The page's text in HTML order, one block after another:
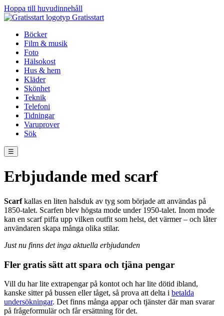
Hoppa till huvudinnehåll
Gratisstart
Böcker
Film & musik
Foto
Hälsokost
Hus & hem
Kläder
Skönhet
Teknik
Telefoni
Tidningar
Varuprover
Sök
☰
Erbjudande med scarf
Scarfkallas en liten halsduk av tyg som började att användas på
1850-talet. Scarfen blev högsta mode under 1950-talet. Inom mode
kan en scarf piffa upp vilken outfit som helst, det värmer – och låter
användaren skapa många olika stilar.
Just nu finns det inga aktuella erbjudanden
Fler gratis sätt att spara och tjäna pengar
Vill du har lite extrapengar på kontot och har lite dötid ibland,
kanske sitter på bussen eller tåget, så prova att delta i betalda
undersökningar. Det finns många appar och tjänster där man svarar
på frågeformulär och får ersättning för det.